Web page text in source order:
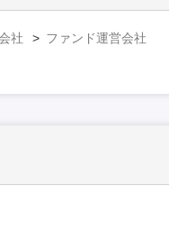
社 ファンド運営会社